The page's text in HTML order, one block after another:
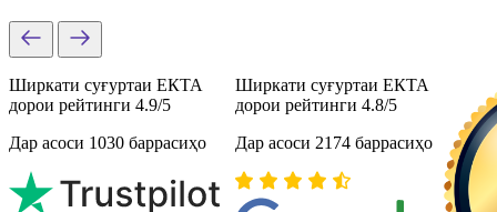
Ширкати суғуртаи ЕКТА
дорои рейтинги 4.9/5
Дар асоси 1030 баррасиҳо
Ширкати суғуртаи ЕКТА
дорои рейтинги 4.8/5
Дар асоси 2174 баррасиҳо